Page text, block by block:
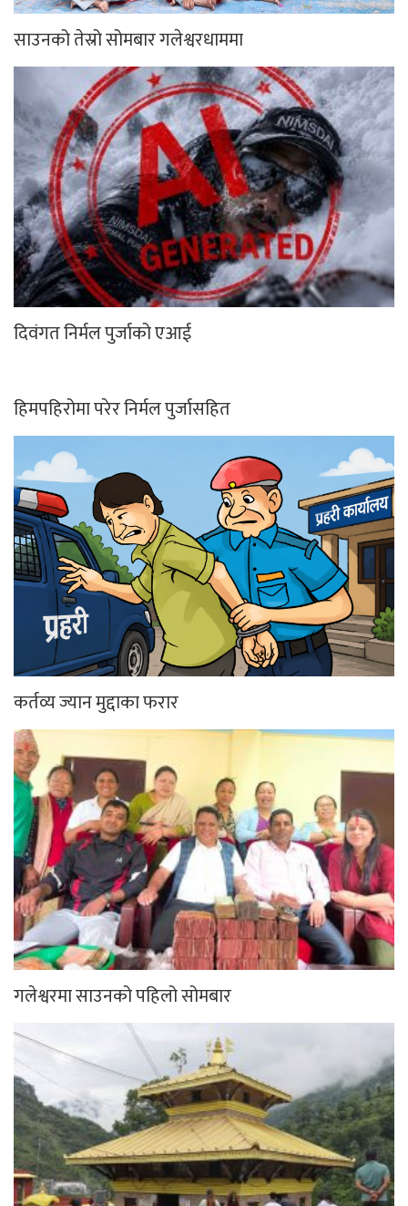
साउनको तेस्रो सोमबार गलेश्वरधाममा
दिवंगत निर्मल पुर्जाको एआई
हिमपहिरोमा परेर निर्मल पुर्जासहित
कर्तव्य ज्यान मुद्दाका फरार
गलेश्वरमा साउनको पहिलो सोमबार